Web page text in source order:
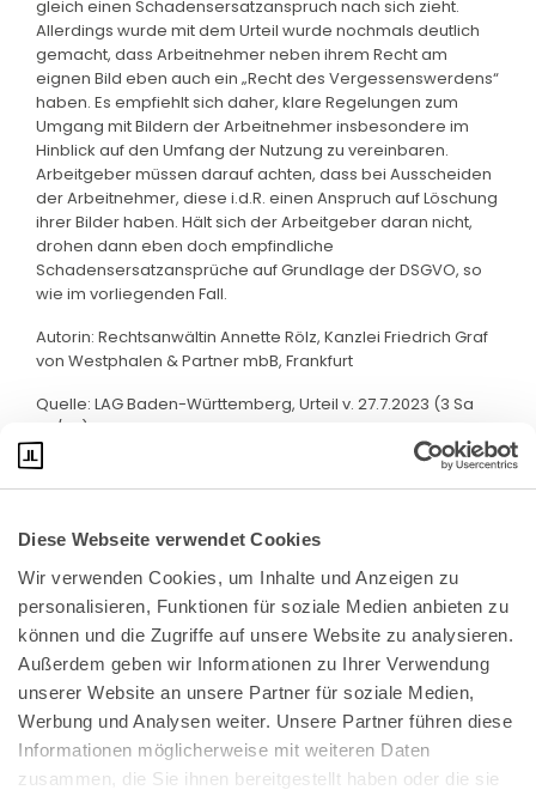
Diese Webseite verwendet Cookies
Wir verwenden Cookies, um Inhalte und Anzeigen zu
personalisieren, Funktionen für soziale Medien anbieten zu
können und die Zugriffe auf unsere Website zu analysieren.
Außerdem geben wir Informationen zu Ihrer Verwendung
unserer Website an unsere Partner für soziale Medien,
Werbung und Analysen weiter. Unsere Partner führen diese
Informationen möglicherweise mit weiteren Daten
zusammen, die Sie ihnen bereitgestellt haben oder die sie
gleich einen Schadensersatzanspruch nach sich zieht.
Allerdings wurde mit dem Urteil wurde nochmals deutlich
gemacht, dass Arbeitnehmer neben ihrem Recht am
eignen Bild eben auch ein „Recht des Vergessenswerdens“
haben. Es empfiehlt sich daher, klare Regelungen zum
Umgang mit Bildern der Arbeitnehmer insbesondere im
Hinblick auf den Umfang der Nutzung zu vereinbaren.
Arbeitgeber müssen darauf achten, dass bei Ausscheiden
der Arbeitnehmer, diese i.d.R. einen Anspruch auf Löschung
ihrer Bilder haben. Hält sich der Arbeitgeber daran nicht,
drohen dann eben doch empfindliche
Schadensersatzansprüche auf Grundlage der DSGVO, so
wie im vorliegenden Fall.
Autorin: Rechtsanwältin Annette Rölz, Kanzlei Friedrich Graf
von Westphalen & Partner mbB, Frankfurt
Quelle: LAG Baden-Württemberg, Urteil v. 27.7.2023 (3 Sa
33/22)
Bundeskanzlerplatz 2
53113 Bonn
Pressemitteilungen|AGB